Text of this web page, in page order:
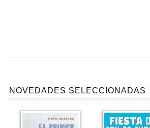
NOVEDADES SELECCIONADAS